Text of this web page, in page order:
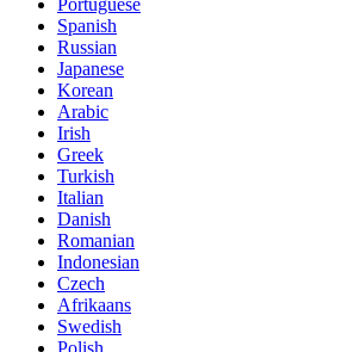
Spanish
Russian
Japanese
Korean
Arabic
Irish
Greek
Turkish
Italian
Danish
Romanian
Indonesian
Czech
Afrikaans
Swedish
Polish